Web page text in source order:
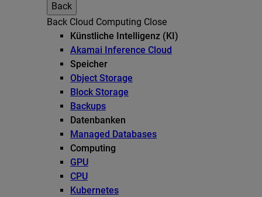
Back
Back Cloud Computing Close
Künstliche Intelligenz (KI)
Akamai Inference Cloud
Speicher
Object Storage
Block Storage
Backups
Datenbanken
Managed Databases
Computing
GPU
CPU
Kubernetes